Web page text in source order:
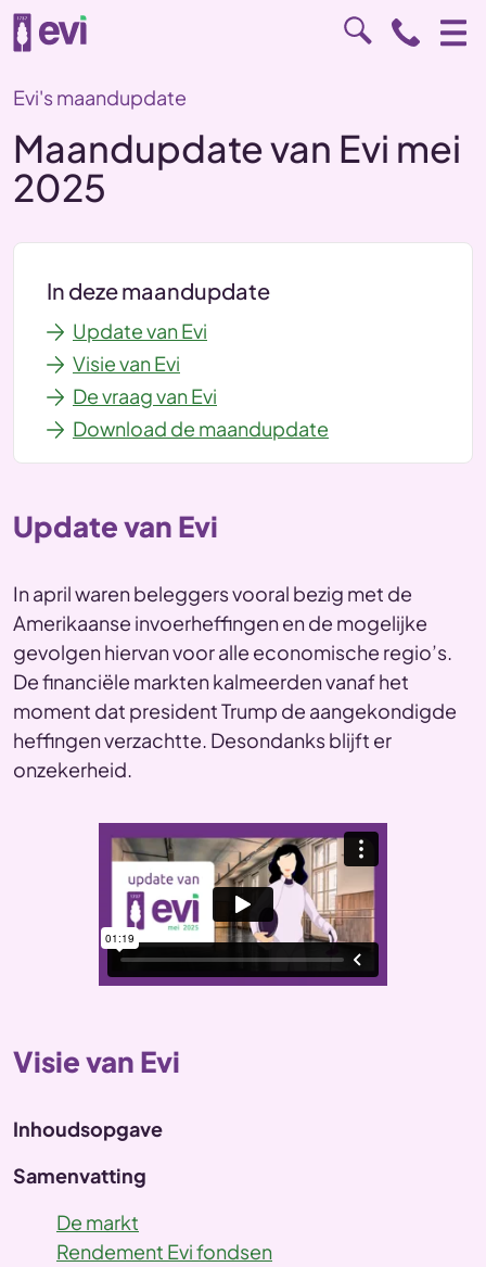
Evi's maandupdate
Maandupdate van Evi mei
2025
In deze maandupdate
Update van Evi
Visie van Evi
De vraag van Evi
Download de maandupdate
Update van Evi
In april waren beleggers vooral bezig met de
Amerikaanse invoerheffingen en de mogelijke
gevolgen hiervan voor alle economische regio’s.
De financiële markten kalmeerden vanaf het
moment dat president Trump de aangekondigde
heffingen verzachtte. Desondanks blijft er
onzekerheid.
Visie van Evi
Inhoudsopgave
Samenvatting
De markt
Rendement Evi fondsen